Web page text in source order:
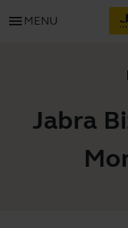
menu MENU
Jabra